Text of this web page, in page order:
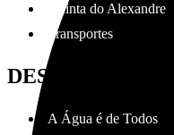
Quinta do Alexandre
Transportes
DESFOCO
A Água é de Todos